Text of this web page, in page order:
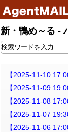
新・鴨め～る -
【2025-11-10
【2025-11-09
【2025-11-08
【2025-11-07
【2025-11-06